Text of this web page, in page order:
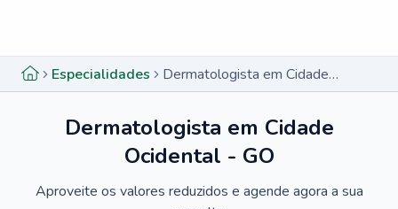
Especialidades Dermatologista em Cidade Ocidental - GO
Dermatologista em Cidade
Ocidental - GO
Aproveite os valores reduzidos e agende agora a sua